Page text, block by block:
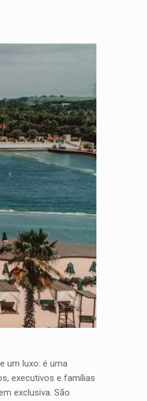
um luxo: é uma
executivos e famílias
exclusiva. São